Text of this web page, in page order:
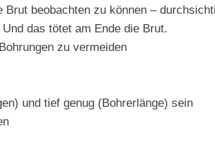
beobachten zu können –
das tötet am Ende die Brut.
zu vermeiden
und tief genug (Bohrerlänge) sein